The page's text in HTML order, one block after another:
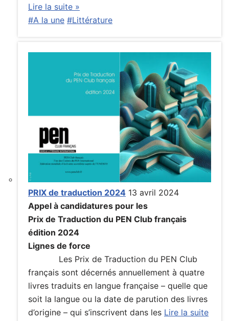
Lire la suite »
#A la une #Littérature
PRIX de traduction 2024 13 avril 2024
Appel à candidatures pour les
Prix de Traduction du PEN Club français
édition 2024
Lignes de force
Les Prix de Traduction du PEN Club
français sont décernés annuellement à quatre
livres traduits en langue française – quelle que
soit la langue ou la date de parution des livres
d’origine – qui s’inscrivent dans les Lire la suite